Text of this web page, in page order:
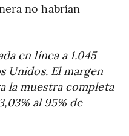
no habrían
en línea a 1.045
Unidos. El margen
la muestra completa
al 95% de